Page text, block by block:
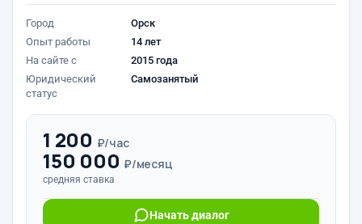
Город
Орск
Опыт работы
14 лет
На сайте с
2015 года
Юридический
статус
Самозанятый
1 200 ₽/час
150 000 ₽/месяц
средняя ставка
Начать диалог